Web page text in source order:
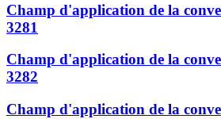
Champ d'application de la
3281
Champ d'application de la
3282
Champ d'application de la